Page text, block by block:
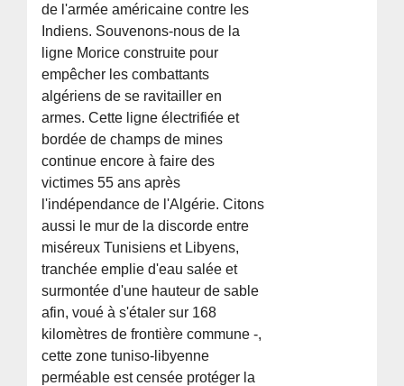
de l'armée américaine contre les
Indiens. Souvenons-nous de la
ligne Morice construite pour
empêcher les combattants
algériens de se ravitailler en
armes. Cette ligne électrifiée et
bordée de champs de mines
continue encore à faire des
victimes 55 ans après
l'indépendance de l'Algérie. Citons
aussi le mur de la discorde entre
miséreux Tunisiens et Libyens,
tranchée emplie d'eau salée et
surmontée d'une hauteur de sable
afin, voué à s'étaler sur 168
kilomètres de frontière commune -,
cette zone tuniso-libyenne
perméable est censée protéger la